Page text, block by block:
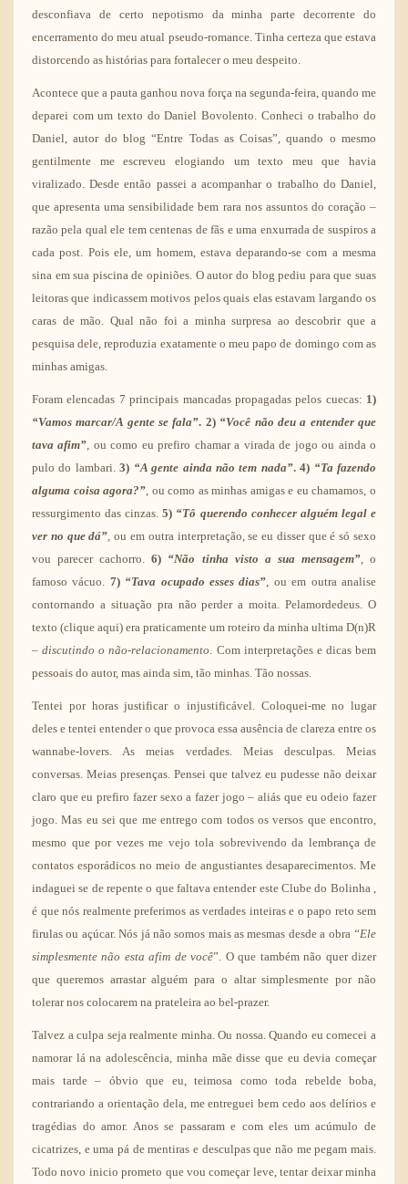
desconfiava de certo nepotismo da minha parte decorrente do
encerramento do meu atual pseudo-romance. Tinha certeza que estava
distorcendo as histórias para fortalecer o meu despeito.
Acontece que a pauta ganhou nova força na segunda-feira, quando me
deparei com um texto do Daniel Bovolento. Conheci o trabalho do
Daniel, autor do blog“Entre Todas as Coisas”, quando o mesmo
gentilmente me escreveu elogiando um texto meu que havia
viralizado. Desde então passei a acompanhar o trabalho do Daniel,
que apresenta uma sensibilidade bem rara nos assuntos do coração –
razão pela qual ele tem centenas de fãs e uma enxurrada de suspiros a
cada post. Pois ele, um homem, estava deparando-se com a mesma
sina em sua piscina de opiniões. O autor do blog pediu para que suas
leitoras que indicassem motivos pelos quais elas estavam largando os
caras de mão. Qual não foi a minha surpresa ao descobrir que a
pesquisa dele, reproduzia exatamente o meu papo de domingo com as
minhas amigas.
Foram elencadas 7 principais mancadas propagadas pelos cuecas: 1)
“Vamos marcar/A gente se fala”. 2) “Você não deu a entender que
tava afim”, ou como eu prefiro chamar a virada de jogo ou ainda o
pulo do lambari.3) “A gente ainda não tem nada”. 4) “Ta fazendo
alguma coisa agora?”, ou como as minhas amigas e eu chamamos, o
ressurgimento das cinzas.5) “Tô querendo conhecer alguém legal e
ver no que dá”, ou em outra interpretação, se eu disser que é só sexo
vou parecer cachorro.6) “Não tinha visto a sua mensagem”, o
famoso vácuo. 7) “Tava ocupado esses dias”, ou em outra analise
contornando a situação pra não perder a moita. Pelamordedeus. O
texto (clique aqui) era praticamente um roteiro da minha ultima D(n)R
–discutindo o não-relacionamento. Com interpretações e dicas bem
pessoais do autor, mas ainda sim, tão minhas. Tão nossas.
Tentei por horas justificar o injustificável. Coloquei-me no lugar
deles e tentei entender o que provoca essa ausência de clareza entre os
wannabe-lovers. As meias verdades. Meias desculpas. Meias
conversas. Meias presenças. Pensei que talvez eu pudesse não deixar
claro que eu prefiro fazer sexo a fazer jogo – aliás que eu odeio fazer
jogo. Mas eu sei que me entrego com todos os versos que encontro,
mesmo que por vezes me vejo tola sobrevivendo da lembrança de
contatos esporádicos no meio de angustiantes desaparecimentos. Me
indaguei se de repente o que faltava entender este Clube do Bolinha ,
é que nós realmente preferimos as verdades inteiras e o papo reto sem
firulas ou açúcar. Nós já não somos mais as mesmas desde a obra “Ele
simplesmente não esta afim de você”. O que também não quer dizer
que queremos arrastar alguém para o altar simplesmente por não
tolerar nos colocarem na prateleira ao bel-prazer.
Talvez a culpa seja realmente minha. Ou nossa. Quando eu comecei a
namorar lá na adolescência, minha mãe disse que eu devia começar
mais tarde – óbvio que eu, teimosa como toda rebelde boba,
contrariando a orientação dela, me entreguei bem cedo aos delírios e
tragédias do amor. Anos se passaram e com eles um acúmulo de
cicatrizes, e uma pá de mentiras e desculpas que não me pegam mais.
Todo novo inicio prometo que vou começar leve, tentar deixar minha